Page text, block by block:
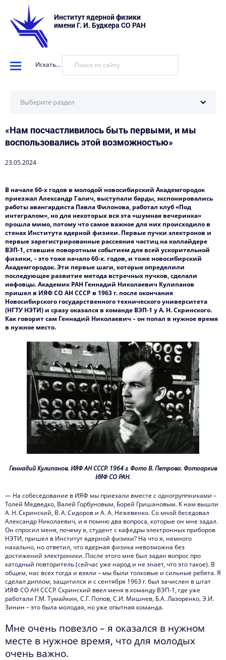
Институт ядерной физики
имени Г. И. Будкера СО РАН
Искать...
Научные установки
События
Новости
Наука в деталях
Видеоматериалы о нас
Интервью директора
Контакты
Выберите раздел
«Нам посчастливилось быть первыми, и мы
воспользовались этой возможностью»
23.05.2024
В начале 60-х годов в молодой новосибирский Академгородок
приезжал Александр Галич, выступали барды, экспонировались
работы авангардиста Павла Филонова, работал клуб «Под
интегралом», но для некоторых вся эта «шумная вечеринка»
прошла мимо, потому что самое важное для них происходило в
стенах Института ядерной физики. Первые пучки электронов и
первые зарегистрированные рассеяния частиц на коллайдере
ВЭП-1, ставшие поворотным событием для всей ускорительной
физики, – это тоже начало 60-х. годов, и тоже новосибирский
Академгородок. Эти первые шаги, которые определили
последующее развитие метода встречных пучков, сделали
ияфовцы. Академик РАН Геннадий Николаевич Кулипанов
пришел в ИЯФ СО АН СССР в 1963 г. после окончания
Новосибирского государственного технического университета
(НГТУ НЭТИ) и сразу оказался в команде ВЭП-1 у А. Н. Скринского.
Как говорит сам Геннадий Николаевич – он попал в нужное время
в нужное место.
Геннадий Кулипанов. ИЯФ АН СССР. 1964 г. Фото В. Петрова. Фотоархив
ИЯФ СО РАН.
— На собеседование в ИЯФ мы приехали вместе с одногруппниками –
Толей Медведко, Валей Горбуновым, Борей Гришановым. К нам вышли
А. Н. Скринский, В. А. Сидоров и А. А. Нежевенко. Со мной беседовал
Александр Николаевич, и я помню два вопроса, которые он мне задал.
Он спросил меня, почему я, студент с кафедры электронных приборов
НЭТИ, пришел в Институт ядерной физики? На что я, немного
нахально, но ответил, что ядерная физика невозможна без
достижений электроники. После этого мне был задан вопрос про
катодный повторитель (сейчас уже народ и не знает, что это такое). В
общем, нас всех тогда и взяли – мы были толковые и сильные ребята. Я
сделал диплом, защитился и с сентября 1963 г. был зачислен в штат
ИЯФ СО АН СССР. Скринский ввел меня в команду ВЭП-1, где уже
работали Г.М. Тумайкин, С.Г. Попов, С.И. Мишнев, Б.А. Лазоренко, Э.И.
Зинин – это была молодая, но уже опытная команда.
Мне очень повезло – я оказался в нужном
месте в нужное время, что для молодых
очень важно.